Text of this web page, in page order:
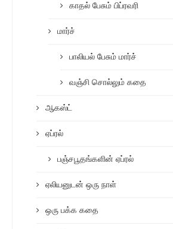
காதல் பேசும் பிப்ரவரி
மார்ச்
பாலியல் பேசும் மார்ச்
வஞ்சி சொல்லும் கதை
ஆகஸ்ட்
ஏப்ரல்
பஞ்சபூதங்களின் ஏப்ரல்
ஏலியனுடன் ஒரு நாள்
ஒரு பக்க கதை